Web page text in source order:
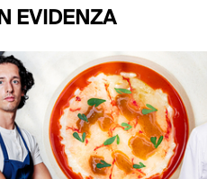
EVIDENZA